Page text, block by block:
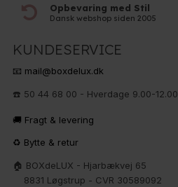
Opbevaring med Stil
Dansk webshop siden 2005
KUNDESERVICE
📧 mail@boxdelux.dk
☎️ 50 44 68 00 - Hverdage 9.00-12.00
🚚 Fragt & levering
♻️ Bytte & retur
🏠 BOXdeLUX - Hjarbækvej 65
8831 Løgstrup - CVR 30589092